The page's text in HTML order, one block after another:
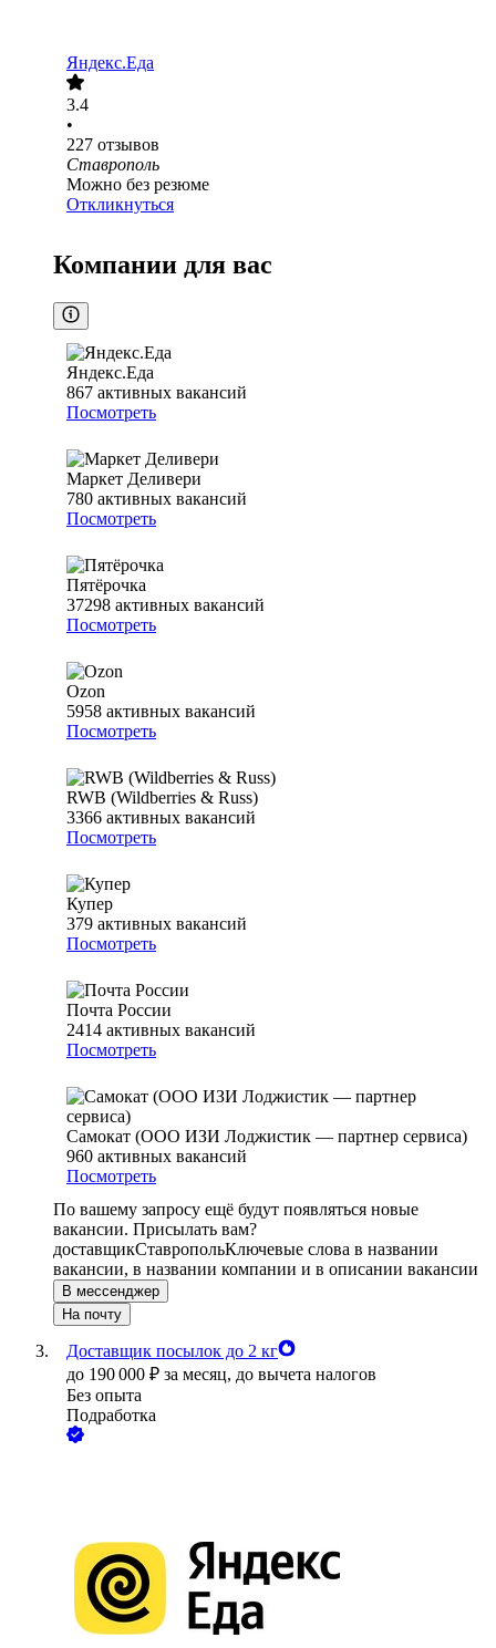
Яндекс.Еда
3.4
•
227 отзывов
Ставрополь
Можно без резюме
Откликнуться
Компании для вас
Яндекс.Еда
867 активных вакансий
Посмотреть
Маркет Деливери
780 активных вакансий
Посмотреть
Пятёрочка
37298 активных вакансий
Посмотреть
Ozon
5958 активных вакансий
Посмотреть
RWB (Wildberries & Russ)
3366 активных вакансий
Посмотреть
Купер
379 активных вакансий
Посмотреть
Почта России
2414 активных вакансий
Посмотреть
Самокат (ООО ИЗИ Лоджистик — партнер сервиса)
960 активных вакансий
Посмотреть
По вашему запросу ещё будут появляться новые
вакансии. Присылать вам?
доставщикСтавропольКлючевые слова в названии
вакансии, в названии компании и в описании вакансии
В мессенджер
На почту
Доставщик посылок до 2 кг
до 190 000 ₽ за месяц, до вычета налогов
Без опыта
Подработка